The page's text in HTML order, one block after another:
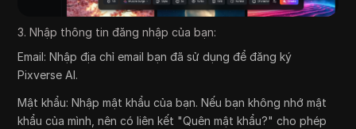
3. Nhập thông tin đăng nhập của bạn:
Email: Nhập địa chỉ email bạn đã sử dụng để đăng ký
Pixverse AI.
Mật khẩu: Nhập mật khẩu của bạn. Nếu bạn không nhớ mật
khẩu của mình, nên có liên kết "Quên mật khẩu?" cho phép